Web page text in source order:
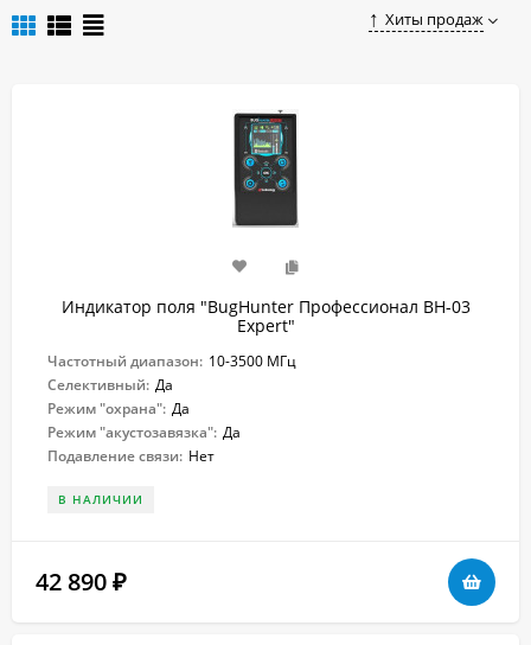
Хиты продаж
Индикатор поля "BugHunter Профессионал BH-03
Expert"
Частотный диапазон: 10-3500 МГц
Селективный: Да
Режим "охрана": Да
Режим "акустозавязка": Да
Подавление связи: Нет
В НАЛИЧИИ
42 890 ₽